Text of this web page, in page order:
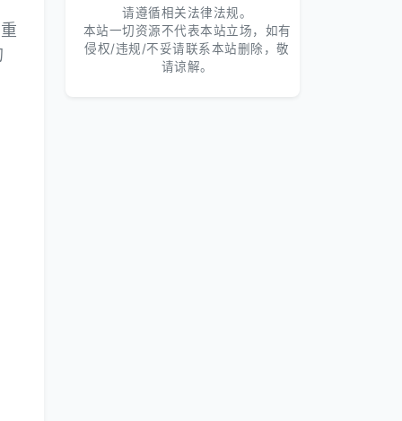
请遵循相关法律法规。
本站一切资源不代表本站立场，如有
侵权/违规/不妥请联系本站删除，敬
请谅解。